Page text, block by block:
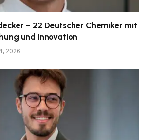
– 22 Deutscher Chemiker mit
und Innovation
2026